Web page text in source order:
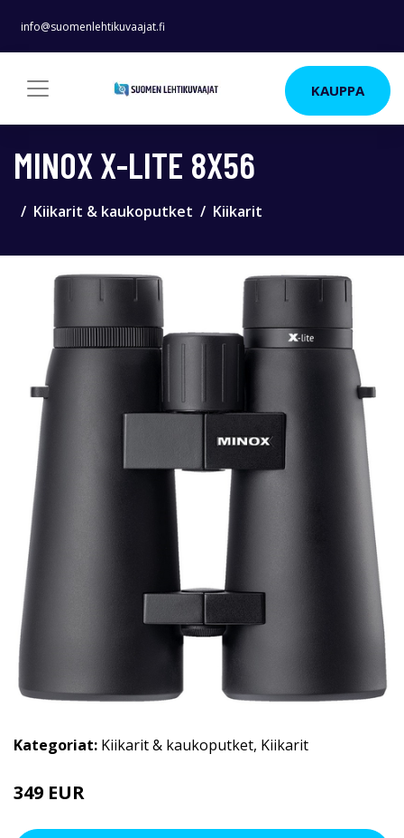
info@suomenlehtikuvaajat.fi
KAUPPA
MINOX X-LITE 8X56
Kiikarit & kaukoputket Kiikarit
Kategoriat: Kiikarit & kaukoputket, Kiikarit
349 EUR